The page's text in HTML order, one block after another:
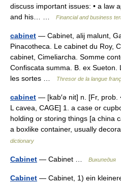
discuss important issues: • a law
and his… …
Financial and business
cabinet — Cabinet, alij malunt,
Pinacotheca. Le cabinet du Roy,
cabinet, Cimeliarcha. Somme
Confiscata summa. B. ex
les sortes …
Thresor de la langue
cabinet — [kab′ə nit] n. [Fr, prob.
L cavea, CAGE] 1. a case or
holding or storing things [a china
a boxlike container, usually
dictionary
Cabinet — Cabinet … Википедия
Cabinet — Cabinet, 1) ein